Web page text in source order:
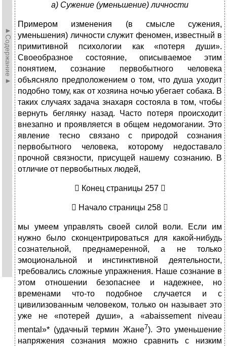
►Содержание►
а) Сужение (уменьшение) личности
Примером изменения (в смысле сужения,
уменьшения) личности служит феномен, известный в
примитивной психологии как «потеря души».
Своеобразное состояние, описываемое этим
понятием, сознание первобытного человека
объясняло предположением о том, что душа уходит
подобно тому, как от хозяина ночью убегает собака. В
таких случаях задача знахаря состояла в том, чтобы
вернуть беглянку назад. Часто потеря происходит
внезапно и проявляется в общем недомогании. Это
явление тесно связано с природой сознания
первобытного человека, которому недоставало
прочной связности, присущей нашему сознанию. В
отличие от первобытных людей,
 Конец страницы 257 
 Начало страницы 258 
мы умеем управлять своей силой воли. Если им
нужно было сконцентрироваться для какой-нибудь
сознательной, преднамеренной, а не только
эмоциональной и инстинктивной деятельности,
требовались сложные упражнения. Наше сознание в
этом отношении безопаснее и надежнее, но
временами что-то подобное случается и с
цивилизованным человеком, только он называет это
уже не «потерей души», a «abaissement niveau
mental»* (удачный термин Жане7). Это уменьшение
напряжения сознания можно сравнить с низким